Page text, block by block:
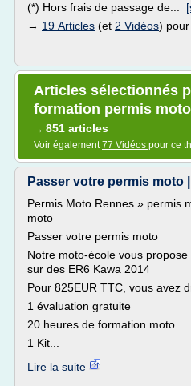
(*) Hors frais de passage de...
→ 19 Articles (et 2 Vidéos)
Articles sélectionnés
formation permis moto
→ 851 articles
Voir également77 Vidéos pour ce
Passer votre permis moto
Permis Moto Rennes » permis
moto
Passer votre permis moto
Notre moto-école vous
sur des ER6 Kawa 2014
Pour 825EUR TTC, vous avez
1 évaluation gratuite
20 heures de formation moto
1 Kit...
Lire la suite